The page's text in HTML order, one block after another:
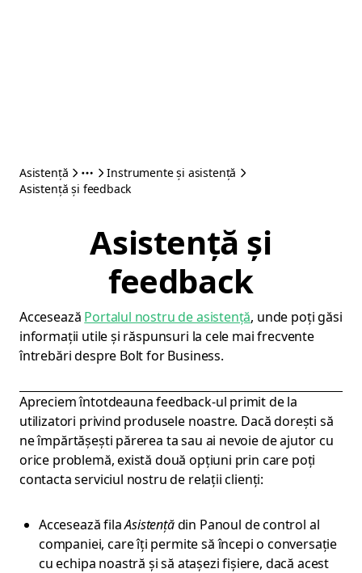
Asistență
Instrumente și asistență
Asistență și feedback
Asistență și
feedback
Accesează Portalul nostru de asistență, unde poți găsi
informații utile și răspunsuri la cele mai frecvente
întrebări despre Bolt for Business.
Apreciem întotdeauna feedback-ul primit de la
utilizatori privind produsele noastre. Dacă dorești să
ne împărtășești părerea ta sau ai nevoie de ajutor cu
orice problemă, există două opțiuni prin care poți
contacta serviciul nostru de relații clienți:
Accesează filaAsistențădin Panoul de control al
companiei, care îți permite să începi o conversație
cu echipa noastră și să atașezi fișiere, dacă acest